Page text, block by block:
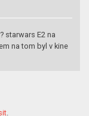
starwars E2 na
na tom byl v kine